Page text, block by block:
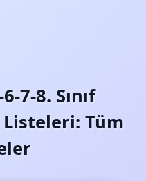
7-8. Sınıf
Tüm